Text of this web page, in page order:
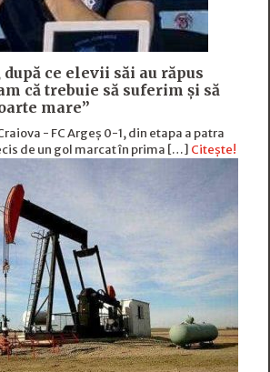
ce elevii săi au răpus
că trebuie să suferim şi să
mare”
- FC Argeș 0-1, din etapa a patra
de un gol marcat în prima […] Citește!